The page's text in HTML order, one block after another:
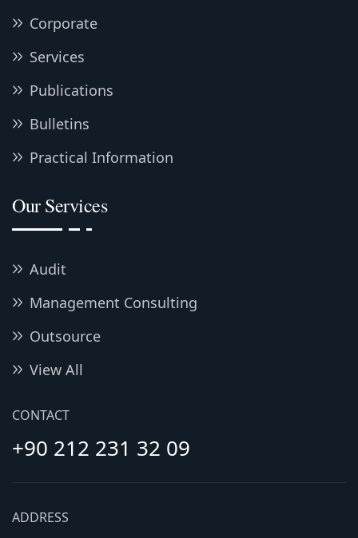
Corporate
Services
Publications
Bulletins
Practical Information
Our Services
Audit
Management Consulting
Outsource
View All
CONTACT
+90 212 231 32 09
ADDRESS